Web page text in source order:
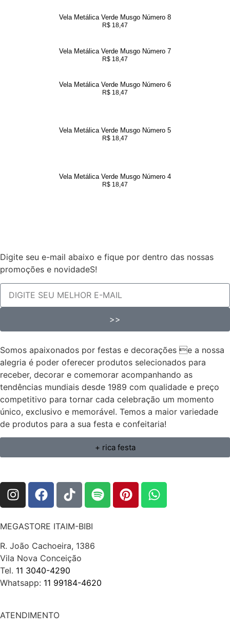
Vela Metálica Verde Musgo Número 8
R$ 18,47
Vela Metálica Verde Musgo Número 7
R$ 18,47
Vela Metálica Verde Musgo Número 6
R$ 18,47
Vela Metálica Verde Musgo Número 5
R$ 18,47
Vela Metálica Verde Musgo Número 4
R$ 18,47
Digite seu e-mail abaixo e fique por dentro das nossas
promoções e novidadeS!
>>
Somos apaixonados por festas e decorações e a nossa
alegria é poder oferecer produtos selecionados para
receber, decorar e comemorar acompanhando as
tendências mundiais desde 1989 com qualidade e preço
competitivo para tornar cada celebração um momento
único, exclusivo e memorável. Temos a maior variedade
de produtos para a sua festa e confeitaria!
+ rica festa
MEGASTORE ITAIM-BIBI
R. João Cachoeira, 1386
Vila Nova Conceição
Tel. 11 3040-4290
Whatsapp: 11 99184-4620
ATENDIMENTO